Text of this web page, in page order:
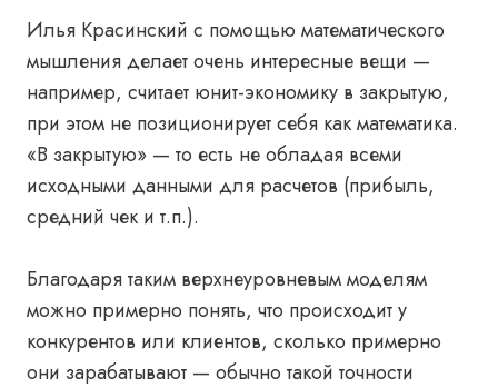
Илья Красинский с помощью математического
мышления делает очень интересные вещи —
например, считает юнит-экономику в закрытую,
при этом не позиционирует себя как математика.
«В закрытую» — то есть не обладая всеми
исходными данными для расчетов (прибыль,
средний чек и т.п.).
Благодаря таким верхнеуровневым моделям
можно примерно понять, что происходит у
конкурентов или клиентов, сколько примерно
они зарабатывают — обычно такой точности